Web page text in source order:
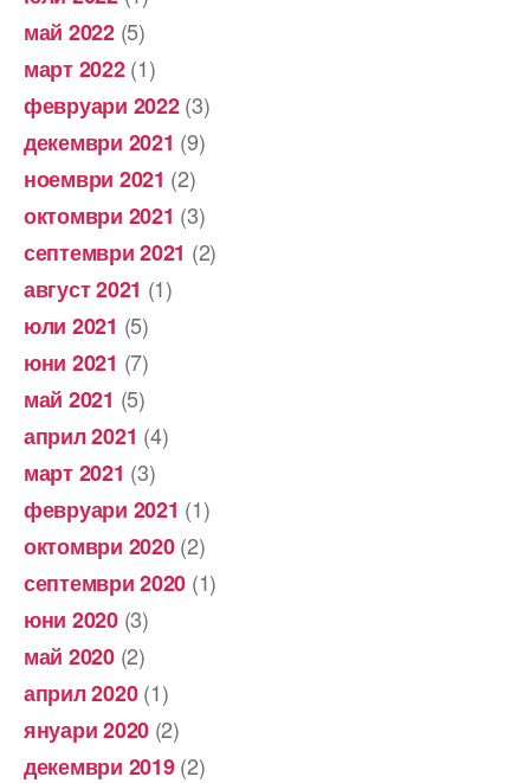
май 2022(5)
март 2022(1)
февруари 2022(3)
декември 2021 (9)
ноември 2021 (2)
октомври 2021 (3)
септември 2021 (2)
август 2021 (1)
юли 2021 (5)
юни 2021 (7)
май 2021 (5)
април 2021 (4)
март 2021 (3)
февруари 2021 (1)
октомври 2020(2)
септември 2020 (1)
юни 2020(3)
май 2020(2)
април 2020(1)
януари 2020 (2)
декември 2019(2)